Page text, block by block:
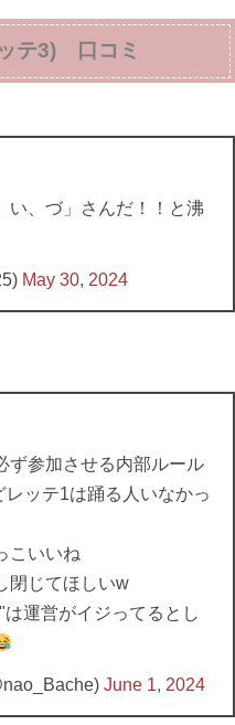
テ3) 口コミ
い、づ」さんだ！！と沸
May 30, 2024
ず参加させる内部ルール
ッテ1は踊る人いなかっ
こいいね
閉じてほしいw
運営がイジってるとし
June 1, 2024